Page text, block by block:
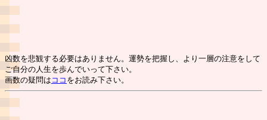
凶数を悲観する必要はありません。運勢を把握し、より一層の注意をして
ご自分の人生を歩んでいって下さい。
画数の疑問は ココ をお読み下さい。